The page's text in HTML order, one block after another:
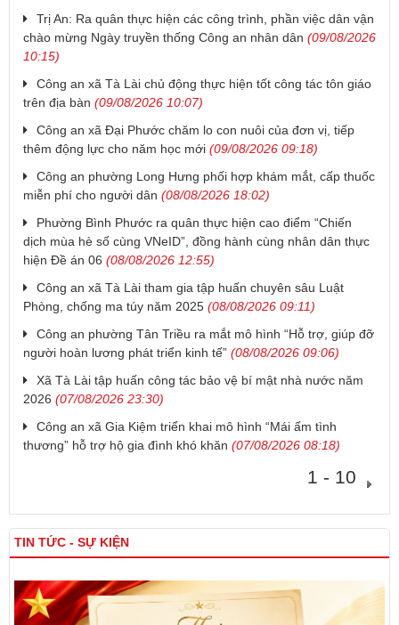
Trị An: Ra quân thực hiện các công trình, phần việc dân vận
chào mừng Ngày truyền thống Công an nhân dân (09/08/2026
10:15)
Công an xã Tà Lài chủ động thực hiện tốt công tác tôn giáo
trên địa bàn (09/08/2026 10:07)
Công an xã Đại Phước chăm lo con nuôi của đơn vị, tiếp
thêm động lực cho năm học mới (09/08/2026 09:18)
Công an phường Long Hưng phối hợp khám mắt, cấp thuốc
miễn phí cho người dân (08/08/2026 18:02)
Phường Bình Phước ra quân thực hiện cao điểm “Chiến
dịch mùa hè số cùng VNeID”, đồng hành cùng nhân dân thực
hiện Đề án 06 (08/08/2026 12:55)
Công an xã Tà Lài tham gia tập huấn chuyên sâu Luật
Phòng, chống ma túy năm 2025 (08/08/2026 09:11)
Công an phường Tân Triều ra mắt mô hình “Hỗ trợ, giúp đỡ
người hoàn lương phát triển kinh tế” (08/08/2026 09:06)
Xã Tà Lài tập huấn công tác bảo vệ bí mật nhà nước năm
2026 (07/08/2026 23:30)
Công an xã Gia Kiệm triển khai mô hình “Mái ấm tình
thương” hỗ trợ hộ gia đình khó khăn (07/08/2026 08:18)
1 - 10
TIN TỨC - SỰ KIỆN